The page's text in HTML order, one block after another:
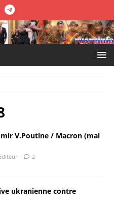
V.Poutine / Macron (mai
2
ukranienne contre